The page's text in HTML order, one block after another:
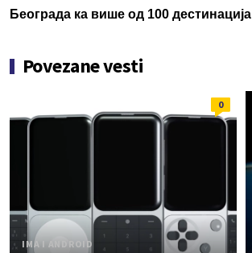
Београда ка више од 100 дестинација
Povezane vesti
0
IMA I ANDROID